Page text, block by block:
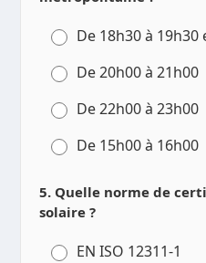
De 18h30 à 19h30
De 20h00 à 21h00
De 22h00 à 23h00
De 15h00 à 16h00
5. Quelle norme de
solaire ?
EN ISO 12311-1